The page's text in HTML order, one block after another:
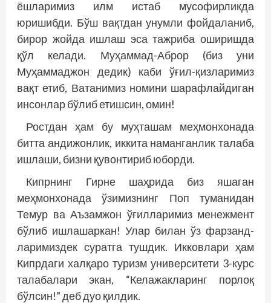
ёшларимиз илм истаб мусофирликда
юришибди. Бўш вақтдан унумли фойдаланиб,
бирор жойда ишлаш эса тажриба оширишда
қўл келади. Муҳаммад-Аброр (биз уни
Муҳаммаджон дедик) каби ўғил-қизларимиз
вақт етиб, Ватанимиз номини шарафлайдиган
инсонлар бўлиб етишсин, омин!
Ростдан ҳам бу муҳташам меҳмонхонада
битта андижонлик, иккита наманганлик талаба
ишлаши, бизни қувонтириб юборди.
Кипрнинг Гирне шаҳрида биз яшаган
меҳмонхонада ўзимизнинг Поп туманидан
Темур ва Аъзамжон ўғилларимиз менежмент
бўлиб ишлашаркан! Улар билан ўз фарзанд­
ларимиздек суратга тушдик. Икковлари ҳам
Кипрдаги халқаро туризм университети 3-курс
талабалари экан, “Келажакларинг порлоқ
бўлсин!” деб дуо қилдик.